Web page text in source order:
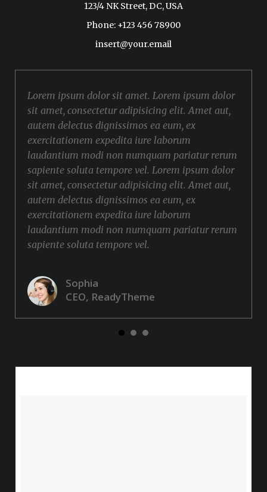
123/4 NK Street, DC, USA
Phone: +123 456 78900
insert@your.email
Lorem ipsum dolor sit amet. Lorem ipsum dolor
sit amet, consectetur adipisicing elit. Amet aut,
autem delectus dignissimos ea eum, ex
exercitationem expedita iure laborum
laudantium modi non numquam pariatur rerum
sapiente soluta tempore vel. Lorem ipsum dolor
sit amet, consectetur adipisicing elit. Amet aut,
autem delectus dignissimos ea eum, ex
exercitationem expedita iure laborum
laudantium modi non numquam pariatur rerum
sapiente soluta tempore vel.
Sophia
CEO, ReadyTheme